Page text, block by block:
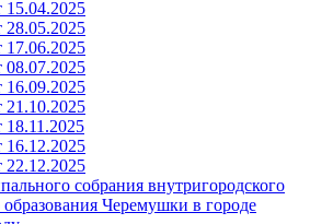
15.04.2025
28.05.2025
17.06.2025
08.07.2025
16.09.2025
21.10.2025
16.12.2025
22.12.2025
собрания внутригородского
Черемушки в городе